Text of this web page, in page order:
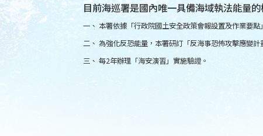
目前海巡署是國內唯一具備海域執法能量
一、 本署依據「行政院國土安全政策會報設置及作業要
二、 為強化反恐能量，本署研訂「反海事恐怖攻擊應變
三、 每2年辦理「海安演習」實施驗證。